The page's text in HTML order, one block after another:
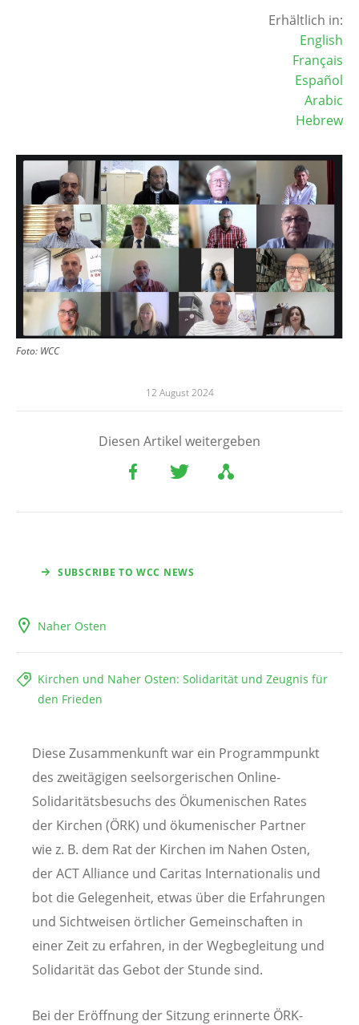
Erhältlich in:
English
Français
Español
Arabic
Hebrew
Image
Foto: WCC
12 August 2024
Diesen Artikel weitergeben
SUBSCRIBE TO WCC NEWS
Naher Osten
Kirchen und Naher Osten: Solidarität und Zeugnis für
den Frieden
Diese Zusammenkunft war ein Programmpunkt
des zweitägigen seelsorgerischen Online-
Solidaritätsbesuchs des Ökumenischen Rates
der Kirchen (ÖRK) und ökumenischer Partner
wie z. B. dem Rat der Kirchen im Nahen Osten,
der ACT Alliance und Caritas Internationalis und
bot die Gelegenheit, etwas über die Erfahrungen
und Sichtweisen örtlicher Gemeinschaften in
einer Zeit zu erfahren, in der Wegbegleitung und
Solidarität das Gebot der Stunde sind.
Bei der Eröffnung der Sitzung erinnerte ÖRK-